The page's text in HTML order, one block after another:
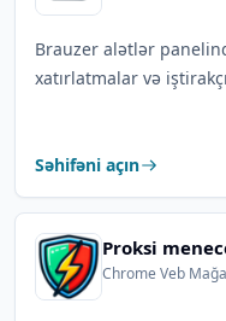
Brauzer alətlər
xatırlatmalar və
Səhifəni açın
Proksi
Chrome Veb